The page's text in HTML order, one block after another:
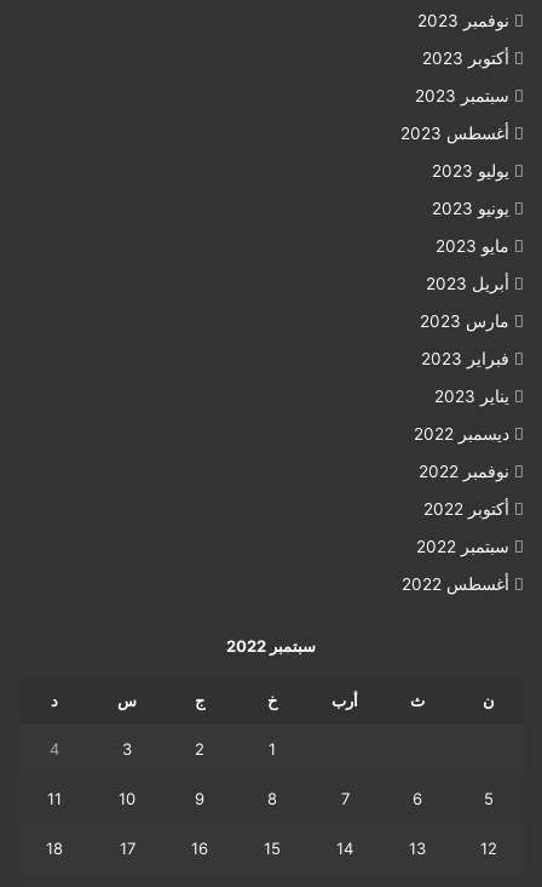
نوفمبر 2023
أكتوبر 2023
سبتمبر 2023
أغسطس 2023
يوليو 2023
يونيو 2023
مايو 2023
أبريل 2023
مارس 2023
فبراير 2023
يناير 2023
ديسمبر 2022
نوفمبر 2022
أكتوبر 2022
سبتمبر 2022
أغسطس 2022
سبتمبر 2022
ن ث أرب خ ج س د
1
2
3
4
5
6
7
8
9
10
11
12
13
14
15
16
17
18